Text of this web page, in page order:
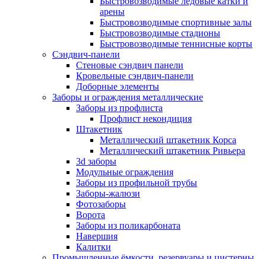
арены
Быстровозводимые спортивные залы
Быстровозводимые стадионы
Быстровозводимые теннисные корты
Сэндвич-панели
Стеновые сэндвич панели
Кровельные сэндвич-панели
Доборные элементы
Заборы и ограждения металлические
Заборы из профлиста
Профлист некондиция
Штакетник
Металлический штакетник Корса
Металлический штакетник Ривьера
3d заборы
Модульные ограждения
Заборы из профильной трубы
Заборы-жалюзи
Фотозаборы
Ворота
Заборы из поликарбоната
Навершия
Калитки